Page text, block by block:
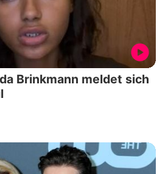
Brinkmann meldet sich